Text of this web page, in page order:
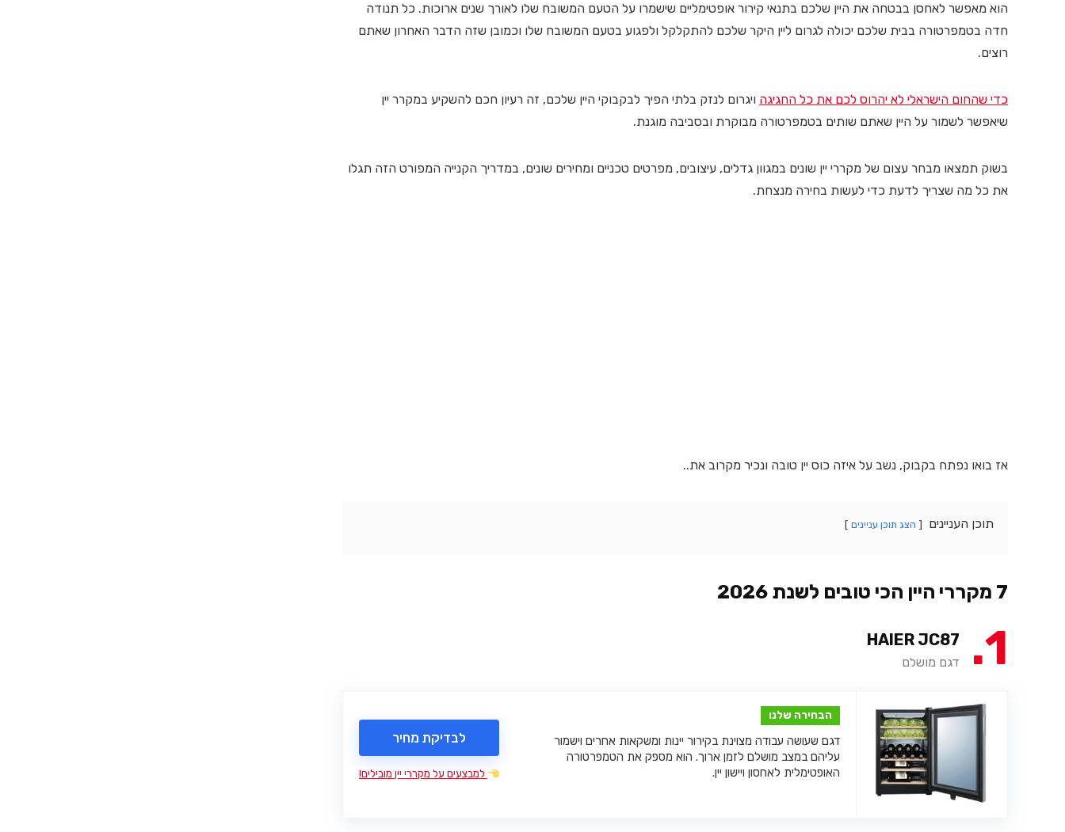
הוא מאפשר לאחסן בבטחה את היין שלכם בתנאי קירור אופטימליים שישמרו על הטעם המשובח שלו לאורך שנים ארוכות. כל תנודה
חדה בטמפרטורה בבית שלכם יכולה לגרום ליין היקר שלכם להתקלקל ולפגוע בטעם המשובח שלו וכמובן שזה הדבר האחרון שאתם
רוצים.
כדי שהחום הישראלי לא יהרוס לכם את כל החגיגה ויגרום לנזק בלתי הפיך לבקבוקי היין שלכם, זה רעיון חכם להשקיע במקרר יין
שיאפשר לשמור על היין שאתם שותים בטמפרטורה מבוקרת ובסביבה מוגנת.
בשוק תמצאו מבחר עצום של מקררי יין שונים במגוון גדלים, עיצובים, מפרטים טכניים ומחירים שונים, במדריך הקנייה המפורט הזה תגלו
את כל מה שצריך לדעת כדי לעשות בחירה מנצחת.
אז בואו נפתח בקבוק, נשב על איזה כוס יין טובה ונכיר מקרוב את..
תוכן העניינים הצג תוכן עניינים
7 מקררי היין הכי טובים לשנת 2026
1
HAIER JC87
דגם מושלם
הבחירה שלנו
דגם שעושה עבודה מצוינת בקירור יינות ומשקאות אחרים וישמור
עליהם במצב מושלם לזמן ארוך. הוא מספק את הטמפרטורה
האופטימלית לאחסון ויישון יין.
לבדיקת מחיר
למבצעים על מקררי יין מובילים!